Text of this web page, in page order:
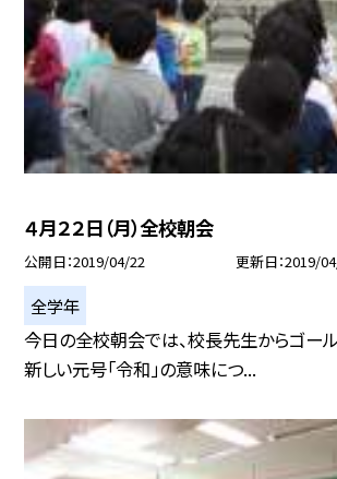
４月２２日（月）全校朝会
公開日 2019/04/22 更新日 2019/
全学年
今日の全校朝会では、校長先生からゴー
新しい元号「令和」の意味につ...